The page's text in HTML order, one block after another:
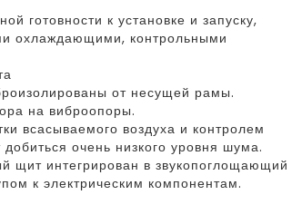
готовности к установке и запуску,
охлаждающими, контрольными
от несущей рамы.
на виброопоры.
всасываемого воздуха и контролем
очень низкого уровня шума.
щит интегрирован в звукопоглощающий
к электрическим компонентам.